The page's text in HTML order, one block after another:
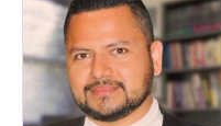
tu ritmo y posibilidades.